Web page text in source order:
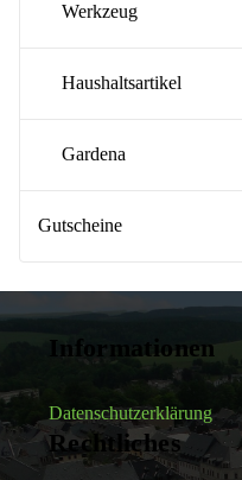
Werkzeug
Haushaltsartikel
Gardena
Gutscheine
Informationen
Datenschutzerklärung
Rechtliches